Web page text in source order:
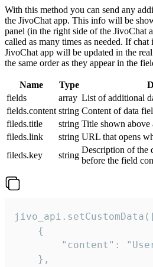
With this method you can send any
the JivoChat app. This info will be
panel (in the right side of the JivoChat
called as many times as needed. If
JivoChat app will be updated in the
the same order as they appear in the
Name Type
fields
array List of additional
fields.content string Content of data
fileds.title
string Title shown above
fileds.link
string URL that opens
fileds.key
string
Description of the
before the field
    {
"content":
    },